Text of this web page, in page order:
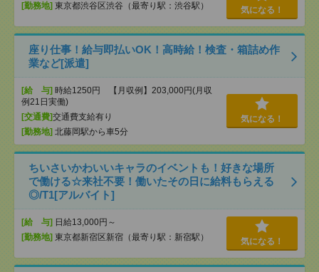
[勤務地] 東京都渋谷区渋谷（最寄り駅：渋谷駅） 気になる！
座り仕事！給与即払いOK！高時給！検査・箱詰め作
業など[派遣]
[給 与] 時給1250円 【月収例】203,000円(月収
例21日実働)
[交通費]交通費支給有り
[勤務地] 北藤岡駅から車5分
気になる！
ちいさいかわいいキャラのイベントも！好きな場所
で働ける☆来社不要！働いたその日に給料もらえる
◎/T1[アルバイト]
[給 与] 日給13,000円～
[勤務地] 東京都新宿区新宿（最寄り駅：新宿駅） 気になる！